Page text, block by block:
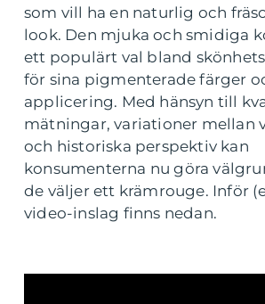
som vill ha en naturlig och
look. Den mjuka och smidiga
ett populärt val bland
för sina pigmenterade färger
applicering. Med hänsyn till
mätningar, variationer mellan
och historiska perspektiv kan
konsumenterna nu göra
de väljer ett krämrouge. Inför
video-inslag finns nedan.